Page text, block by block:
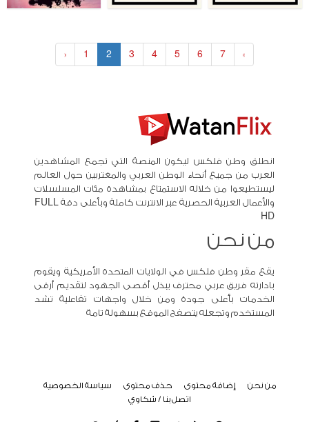
« 1 2 3 4 5 6 7 »
انطلق وطن فلكس ليكون المنصة التي تجمع المشاهدين
العرب من جميع أنحاء الوطن العربي والمغتربين حول العالم
ليستطيعوا من خلاله الاستمتاع بمشاهدة مئات المسلسلات
والأعمال العربية الحصرية عبر الانترنت كاملة وبأعلى دقة FULL
HD
من نحن
يقع مقر وطن فلكس في الولايات المتحدة الأمريكية ويقوم
بادارته فريق عربي محترف يبذل أقصى الجهود لتقديم أرقى
الخدمات بأعلى جودة ومن خلال واجهات تفاعلية تشد
المستخدم وتجعله يتصفح الموقع بسهولة تامة
من نحن إضافة محتوى حذف محتوى
سياسة الخصوصية
اتصل بنا / شكاوي